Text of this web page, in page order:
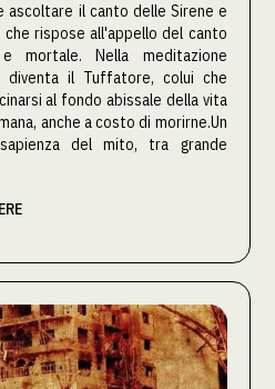
ascoltare il canto delle Sirene e
rispose all'appello del canto
e mortale. Nella meditazione
diventa il Tuffatore, colui che
al fondo abissale della vita
anche a costo di morirne.Un
del mito, tra grande